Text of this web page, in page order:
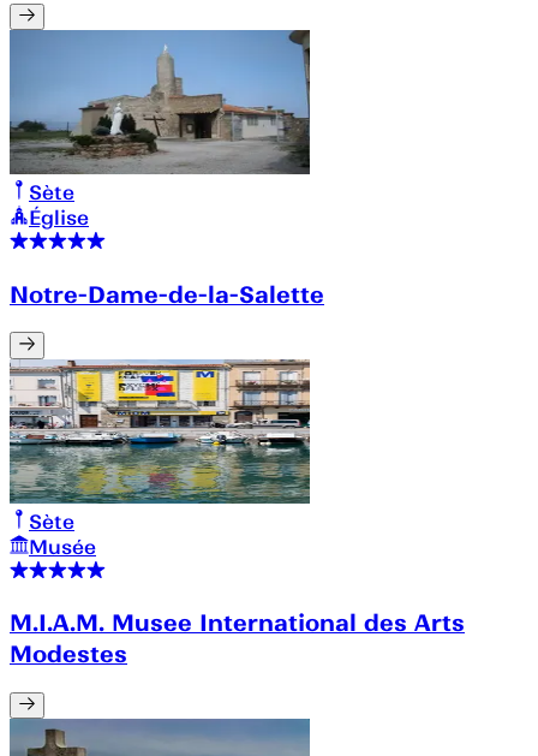
Sète
Église
Notre-Dame-de-la-Salette
Sète
Musée
M.I.A.M. Musee International des Arts
Modestes